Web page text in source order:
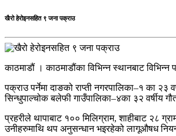
खैरो हेरोइनसहित ९ जना पक्राउ
काठमाडौं । काठमाडौंका विभिन्न स्थानबाट
पक्राउ पर्नेमा दाङको राप्ती नगरपालिका–१ का २३
सिन्धुपाल्चोक बलेफी गाउँपालिका–४का ३२ वर्षीय
प्रहरीले थापाबाट १०० मिलिग्राम, शाहीबाट २८
उनीहरुमाथि थप अनुसन्धान भइरहेको लागूऔषध